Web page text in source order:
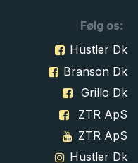
Følg os:
Hustler Dk
Branson Dk
Grillo Dk
ZTR ApS
ZTR ApS
Hustler Dk